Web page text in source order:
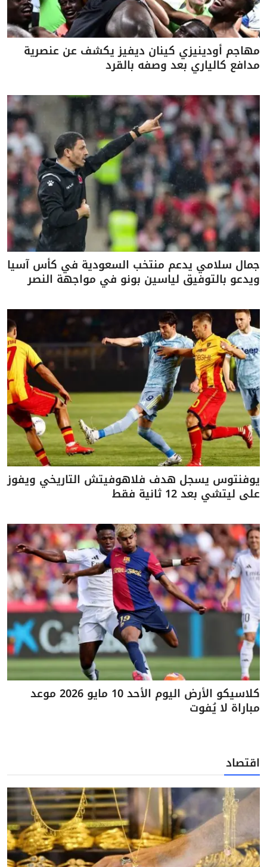
مهاجم أودينيزي كينان ديفيز يكشف عن عنصرية
مدافع كالياري بعد وصفه بالقرد
جمال سلامي يدعم منتخب السعودية في كأس آسيا
ويدعو بالتوفيق لياسين بونو في مواجهة النصر
يوفنتوس يسجل هدف فلاهوفيتش التاريخي ويفوز
على ليتشي بعد 12 ثانية فقط
كلاسيكو الأرض اليوم الأحد 10 مايو 2026 موعد
مباراة لا يُفوت
اقتصاد